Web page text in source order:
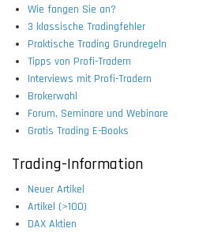
Wie fangen Sie an?
3 klassische Tradingfehler
Praktische Trading Grundregeln
Tipps von Profi-Tradern
Interviews mit Profi-Tradern
Brokerwahl
Forum, Seminare und Webinare
Gratis Trading E-Books
Trading-Information
Neuer Artikel
Artikel (>100)
DAX Aktien